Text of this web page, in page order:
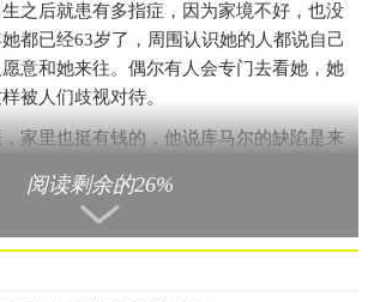
之后就患有多指症，因为家境不好，也没
都已经63岁了，周围认识她的人都说自己
意和她来往。偶尔有人会专门去看她，她
被人们歧视对待。
家里也挺有钱的，他说库马尔的缺陷是来
以也没法治好她这个病。
阅读剩余的26%